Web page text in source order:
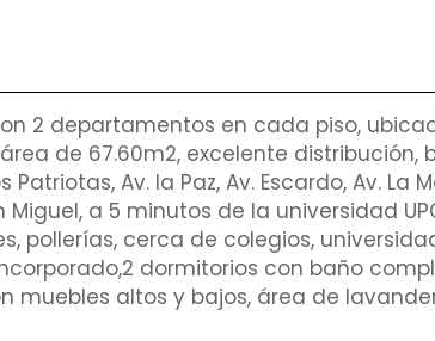
2 departamentos en cada piso,
de 67.60m2, excelente distribución,
Patriotas, Av. la Paz, Av. Escardo, Av. La
Miguel, a 5 minutos de la universidad
pollerías, cerca de colegios,
dormitorios con baño
muebles altos y bajos, área de